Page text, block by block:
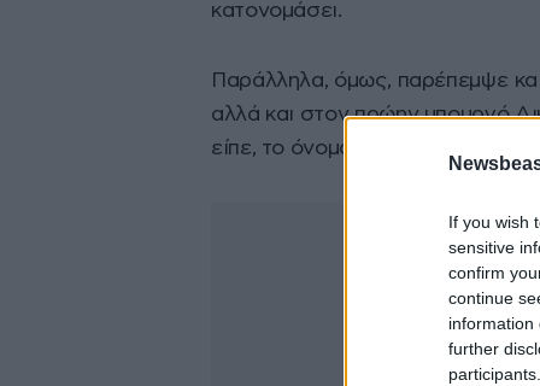
If you wish
sensitive
confirm
continue
information
further
κατονομάσει.
Παράλληλα, όμως, παρέπεμψε
αλλά και στον πρώην υπουργό
είπε, το όνομά του «Ρασπούτιν»